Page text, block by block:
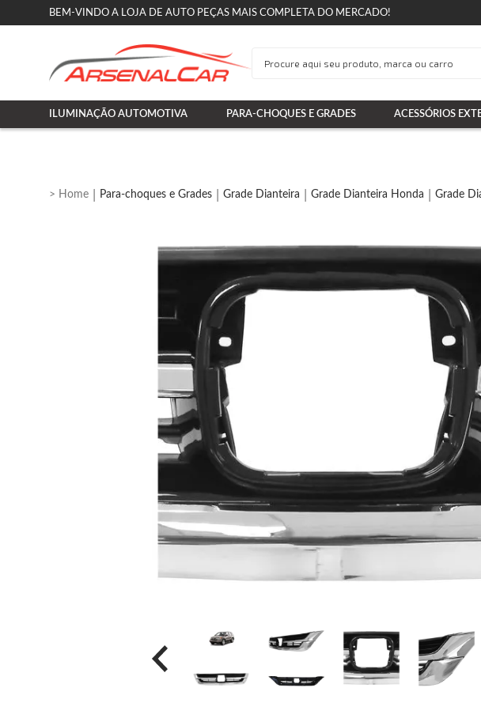
BEM-VINDO A LOJA DE AUTO PEÇAS MAIS COMPLETA DO MERCADO!
ILUMINAÇÃO AUTOMOTIVA PARA-CHOQUES E GRADES ACESSÓRIOS
Para-choques e Grades Grade Dianteira Grade Dianteira Honda Grade